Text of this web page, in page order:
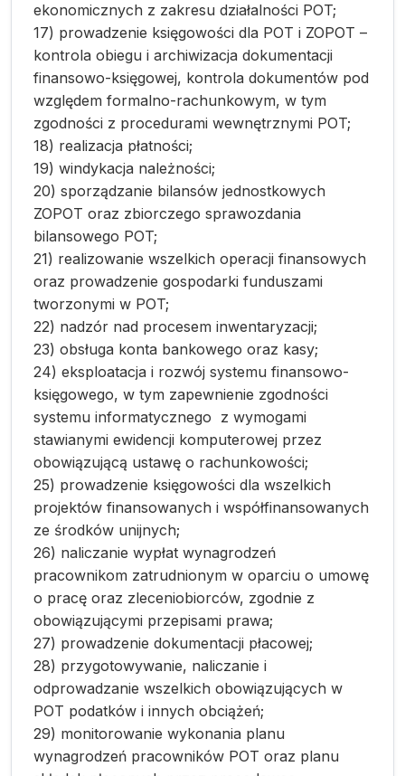
ekonomicznych z zakresu działalności POT;
17) prowadzenie księgowości dla POT i ZOPOT –
kontrola obiegu i archiwizacja dokumentacji
finansowo-księgowej, kontrola dokumentów pod
względem formalno-rachunkowym, w tym
zgodności z procedurami wewnętrznymi POT;
18) realizacja płatności;
19) windykacja należności;
20) sporządzanie bilansów jednostkowych
ZOPOT oraz zbiorczego sprawozdania
bilansowego POT;
21) realizowanie wszelkich operacji finansowych
oraz prowadzenie gospodarki funduszami
tworzonymi w POT;
22) nadzór nad procesem inwentaryzacji;
23) obsługa konta bankowego oraz kasy;
24) eksploatacja i rozwój systemu finansowo-
księgowego, w tym zapewnienie zgodności
systemu informatycznego z wymogami
stawianymi ewidencji komputerowej przez
obowiązującą ustawę o rachunkowości;
25) prowadzenie księgowości dla wszelkich
projektów finansowanych i współfinansowanych
ze środków unijnych;
26) naliczanie wypłat wynagrodzeń
pracownikom zatrudnionym w oparciu o umowę
o pracę oraz zleceniobiorców, zgodnie z
obowiązującymi przepisami prawa;
27) prowadzenie dokumentacji płacowej;
28) przygotowywanie, naliczanie i
odprowadzanie wszelkich obowiązujących w
POT podatków i innych obciążeń;
29) monitorowanie wykonania planu
wynagrodzeń pracowników POT oraz planu